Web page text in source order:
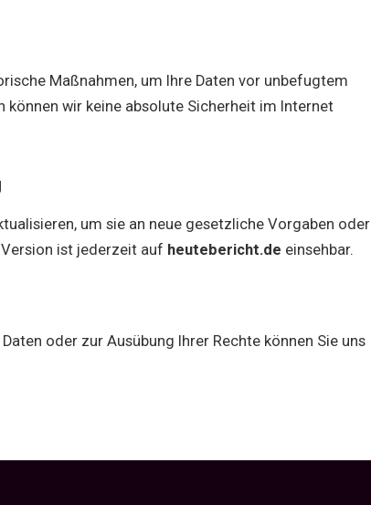
Maßnahmen, um Ihre Daten vor unbefugtem
wir keine absolute Sicherheit im Internet
um sie an neue gesetzliche Vorgaben oder
ist jederzeit auf heutebericht.de einsehbar.
oder zur Ausübung Ihrer Rechte können Sie uns